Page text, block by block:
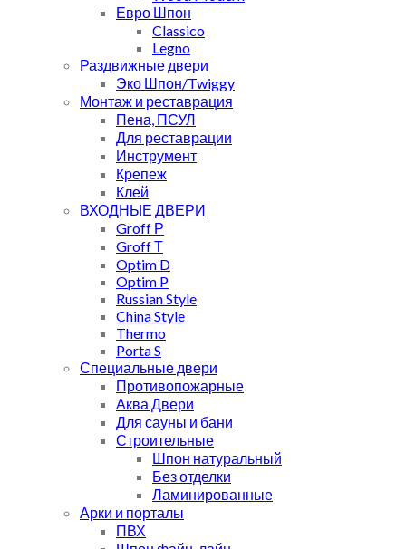
Евро Шпон
Classico
Legno
Раздвижные двери
Эко Шпон/Twiggy
Монтаж и реставрация
Пена, ПСУЛ
Для реставрации
Инструмент
Крепеж
Клей
ВХОДНЫЕ ДВЕРИ
Groff Р
Groff Т
Optim D
Optim P
Russian Style
China Style
Thermo
Porta S
Специальные двери
Противопожарные
Аква Двери
Для сауны и бани
Строительные
Шпон натуральный
Без отделки
Ламинированные
Арки и порталы
ПВХ